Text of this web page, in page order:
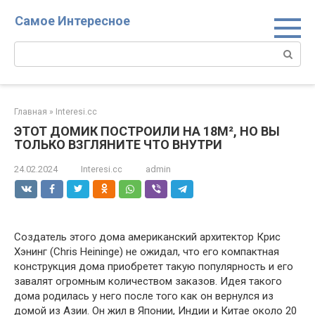
Самое Интересное
Поиск:
Главная » Interesi.cc
ЭТОТ ДОМИК ПОСТРОИЛИ НА 18М², НО ВЫ
ТОЛЬКО ВЗГЛЯНИТЕ ЧТО ВНУТРИ
24.02.2024 Interesi.cc admin
Создатель этого дома американский архитектор Крис
Хэнинг (Chris Heininge) не ожидал, что его компактная
конструкция дома приобретет такую популярность и его
завалят огромным количеством заказов. Идея такого
дома родилась у него после того как он вернулся из
домой из Азии. Он жил в Японии, Индии и Китае около 20